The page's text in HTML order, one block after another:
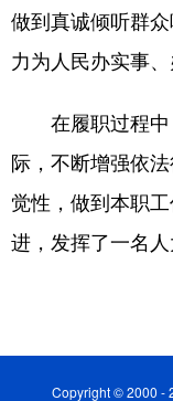
做到真诚倾听群
力为人民办实事、
在履职过程中
际，不断增强依
觉性，做到本职
进，发挥了一名
Copyright © 2000 -